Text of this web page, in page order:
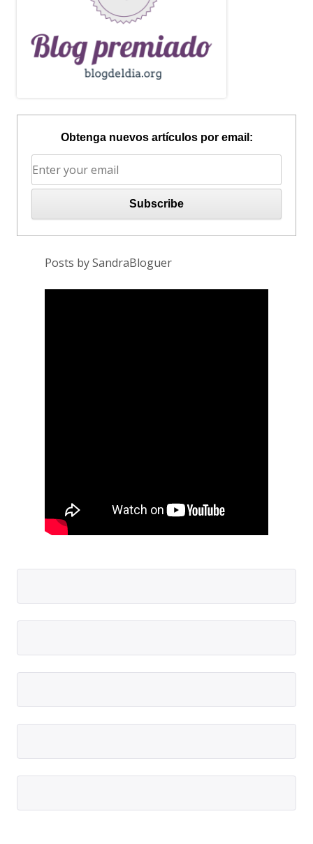
Obtenga nuevos artículos por email:
Posts by SandraBloguer